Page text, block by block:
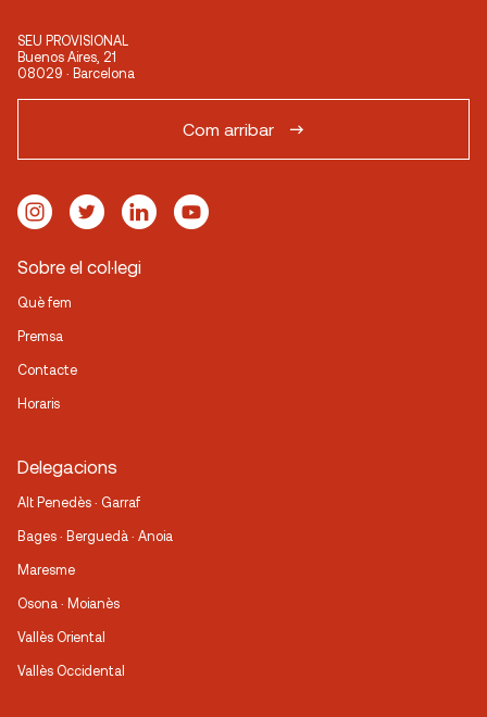
SEU PROVISIONAL
Buenos Aires, 21
08029 · Barcelona
Com arribar
Sobre el col·legi
Què fem
Premsa
Contacte
Horaris
Delegacions
Alt Penedès · Garraf
Bages · Berguedà · Anoia
Maresme
Osona · Moianès
Vallès Oriental
Vallès Occidental